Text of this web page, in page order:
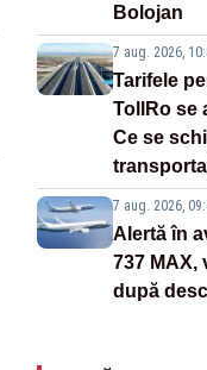
Bolojan
7 aug. 2026,
Tarifele
TollRo se
Ce se
7 aug. 2026,
Alertă în
737 MAX,
după